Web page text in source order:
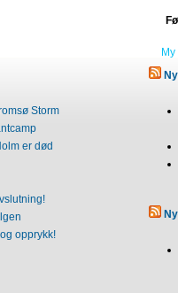
Storm
er død
opprykk!